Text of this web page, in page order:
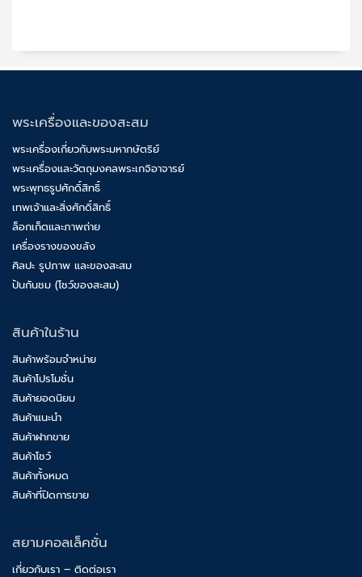
พระเครื่องและของสะสม
พระเครื่องเกี่ยวกับพระมหากษัตริย์
พระเครื่องและวัตถุมงคลพระเกจิอาจารย์
พระพุทธรูปศักดิ์สิทธิ์
เทพเจ้าและสิ่งศักดิ์สิทธิ์
ล็อกเก็ตและภาพถ่าย
เครื่องรางของขลัง
ศิลปะ รูปภาพ และของสะสม
ปันกันชม (โชว์ของสะสม)
สินค้าในร้าน
สินค้าพร้อมจำหน่าย
สินค้าโปรโมชั่น
สินค้ายอดนิยม
สินค้าแนะนำ
สินค้าฝากขาย
สินค้าโชว์
สินค้าทั้งหมด
สินค้าที่ปิดการขาย
สยามคอลเล็คชั่น
เกี่ยวกับเรา – ติดต่อเรา